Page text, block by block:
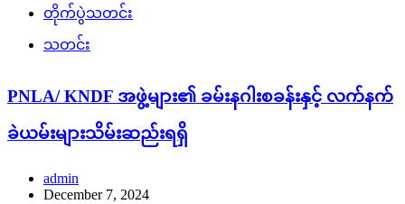
တိုက်ပွဲသတင်း
သတင်း
PNLA/ KNDF အဖွဲ့များ၏ ခမ်းနဂါးစခန်းနှင့် လက်နက်
ခဲယမ်းများသိမ်းဆည်းရရှိ
admin
December 7, 2024